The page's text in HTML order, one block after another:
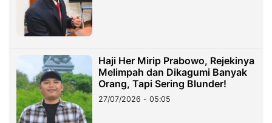
Haji Her Mirip Prabowo, Rejekinya
Melimpah dan Dikagumi Banyak
Orang, Tapi Sering Blunder!
27/07/2026 - 05:05